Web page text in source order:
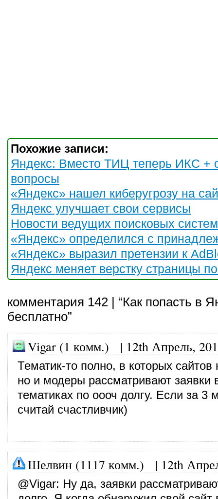
Похожие записи:
Яндекс: Вместо ТИЦ теперь ИКС +
вопросы
«Яндекс» нашел киберугрозу на
Яндекс улучшает свои сервисы
Новости ведущих поисковых систем
«Яндекс» определился с
«Яндекс» выразил претензии к
Яндекс меняет верстку страницы
комментария 142 | “Как попасть в
бесплатно”
Vigar (1 комм.) | 12th Апрель,
Тематик-то полно, в которых сайтов
но и модеры рассматривают заявки
тематиках по оооч долгу. Если за
считай счастливчик)
Шелвин (1117 комм.) | 12th
@Vigar: Ну да, заявки